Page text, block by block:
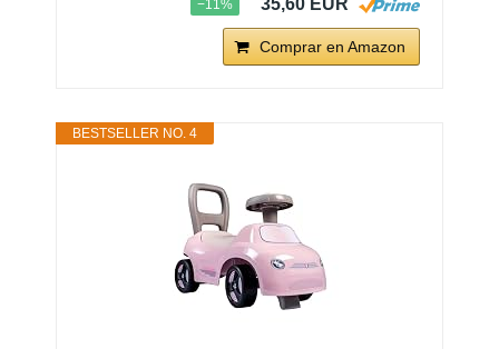
−11%
Comprar en Amazon
BESTSELLER NO. 4